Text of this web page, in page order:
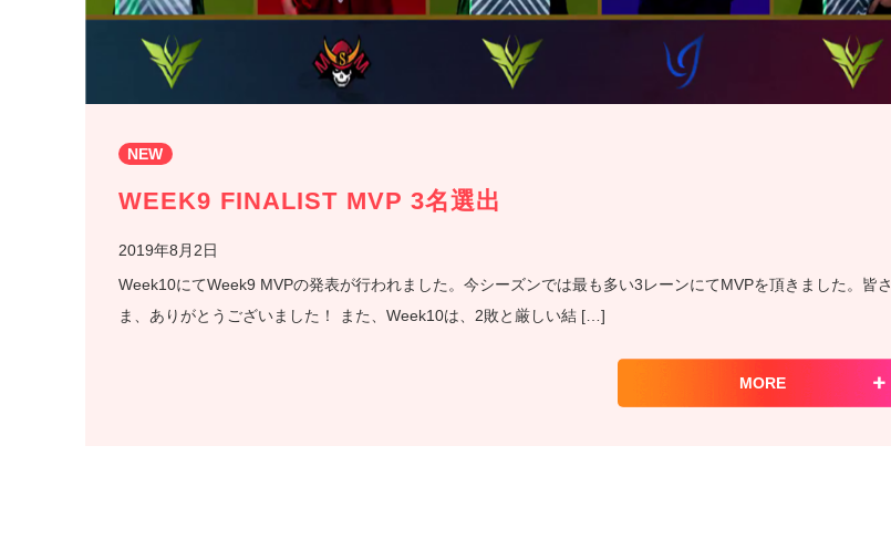
NEW
WEEK9 FINALIST MVP 3名選出
2019年8月2日
Week10にてWeek9 MVPの発表が行われました。今シーズンでは最も多い3レーンにてMVPを頂きました。皆さ
ま、ありがとうございました！ また、Week10は、2敗と厳しい結 […]
MORE